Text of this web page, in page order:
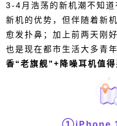
3-4月浩荡的新机潮不知
新机的优势，但伴随着新
愈发扑鼻；加上前两天刚
也是现在都市生活大多青
香“老旗舰”+降噪耳机值
3-4月浩荡的新机潮
机固然有新机的优势
系列“老旗舰”香气愈
环境日，考虑到噪音
年的苦恼，所以小编
耳机值得买系列特辑